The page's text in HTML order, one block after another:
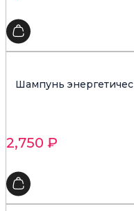
Шампунь
2,750 ₽